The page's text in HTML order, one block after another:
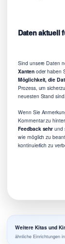
Daten aktuell
Sind unsere Daten
Xantenoder haben
Möglichkeit, die
Prozess, um
neuesten Stand sind.
Wenn Sie
Kommentar zu
Feedback sehr und
wie möglich zu
kontinuierlich zu
Weitere Kitas und
ähnliche Einrichtungen